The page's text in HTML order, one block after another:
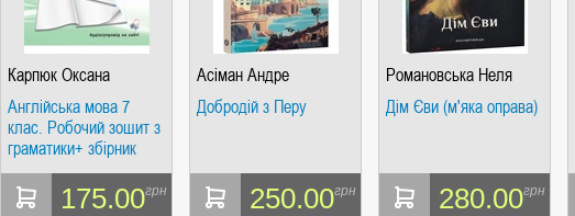
Карпюк Оксана
Англійська мова 7
клас. Робочий зошит з
граматики+ збірник
тестових завдань НУШ
175.00грн
Асіман Андре
Добродій з Перу
250.00грн
Романовська Неля
Дім Єви (м'яка оправа)
280.00грн